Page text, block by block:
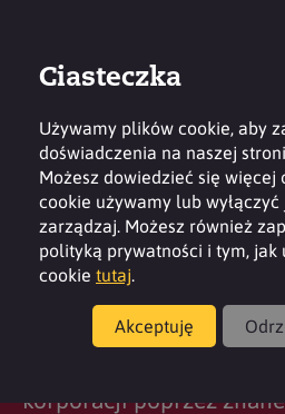
2M Group of
„Rozwój
korporacji poprzez
Ciasteczka
Używamy plików cookie, aby
doświadczenia na naszej
Możesz dowiedzieć się więcej
cookie używamy lub
zarządzaj. Możesz również
polityką prywatności i tym, jak
cookie tutaj.
Akceptuję